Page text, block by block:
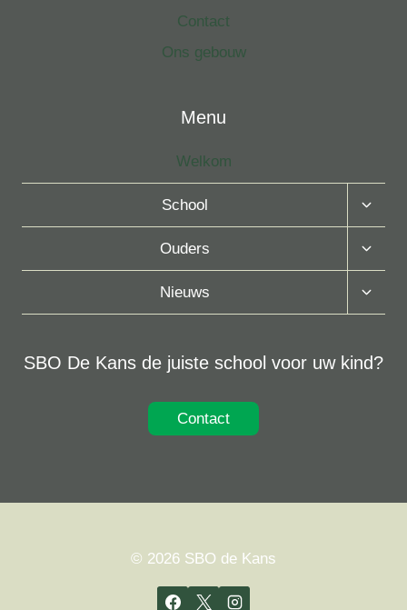
Contact
Ons gebouw
Menu
Welkom
School
Toggle
Ouders
Toggle
Nieuws
Toggle
SBO De Kans de juiste school voor uw kind?
Contact
© 2026 SBO de Kans